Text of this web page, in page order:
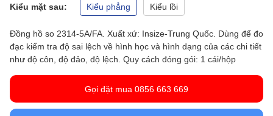
Kiểu mặt sau: Kiểu phẳng Kiểu lồi
Đồng hồ so 2314-5A/FA. Xuất xứ: Insize-Trung Quốc. Dùng để đo
đạc kiểm tra độ sai lệch về hình học và hình dạng của các chi tiết
như độ côn, độ đảo, độ lệch. Quy cách đóng gói: 1 cái/hộp
Gọi đặt mua 0856 663 669